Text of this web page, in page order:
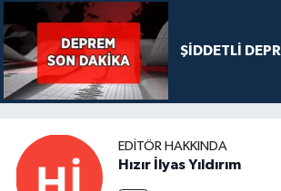
ŞİDDETLİ
EDITÖR HAKKINDA
Hızır İlyas Yıldırım